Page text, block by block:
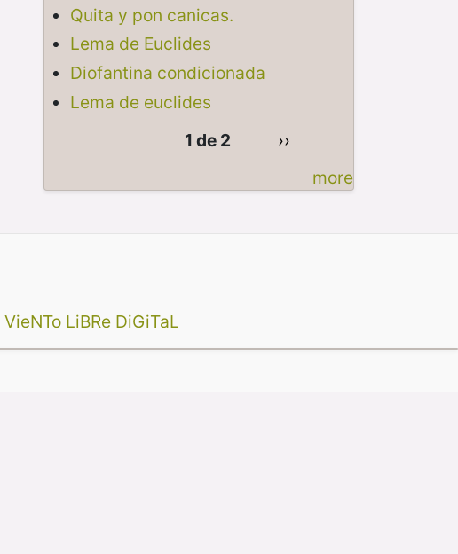
Quita y pon canicas.
Lema de Euclides
Diofantina condicionada
Lema de euclides
1 de 2
››
more
VieNTo LiBRe DiGiTaL